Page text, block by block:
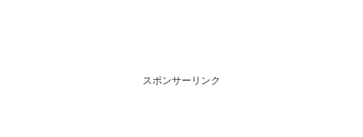
スポンサーリンク